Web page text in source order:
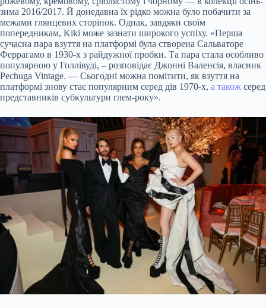
зима 2016/2017. Й донедавна їх рідко можна було побачити за
межами глянцевих сторінок. Однак, завдяки своїм
попередникам, Kiki може зазнати широкого успіху. «Перша
сучасна пара взуття на платформі була створена Сальваторе
Феррагамо в 1930-х з райдужної пробки. Та пара стала особливо
популярною у Голлівуді, – розповідає Джонні Валенсія, власник
Pechuga Vintage. — Сьогодні можна помітити, як взуття на
платформі знову стає популярним серед дів 1970-х, а також серед
представників субкультури глем-року».